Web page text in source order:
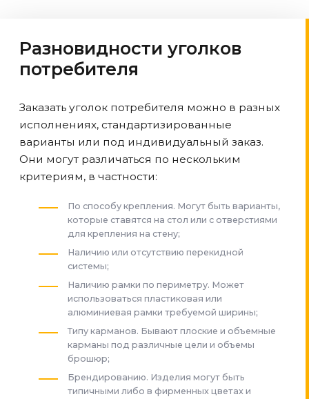
Разновидности уголков
потребителя
Заказать уголок потребителя можно в разных
исполнениях, стандартизированные
варианты или под индивидуальный заказ.
Они могут различаться по нескольким
критериям, в частности:
По способу крепления. Могут быть варианты,
которые ставятся на стол или с отверстиями
для крепления на стену;
Наличию или отсутствию перекидной
системы;
Наличию рамки по периметру. Может
использоваться пластиковая или
алюминиевая рамки требуемой ширины;
Типу карманов. Бывают плоские и объемные
карманы под различные цели и объемы
брошюр;
Брендированию. Изделия могут быть
типичными либо в фирменных цветах и